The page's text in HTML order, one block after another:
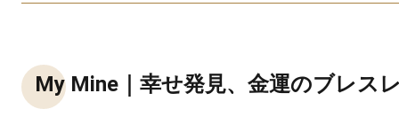
My Mine｜幸せ発見、金運のブレス